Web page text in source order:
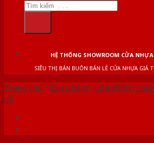
HỆ THỐNG SHOWROOM CỬA
SIÊU THỊ BÁN BUÔN BÁN LẺ CỬA NHỰA GIÁ
Trang chủ /Sản phẩm /Cửa chống cháy
gỗ